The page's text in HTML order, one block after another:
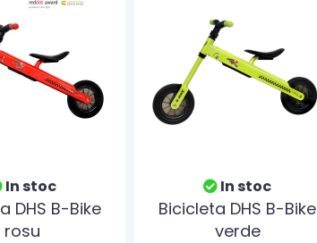
In stoc
DHS B-Bike
rosu
In stoc
Bicicleta DHS B-Bike
verde